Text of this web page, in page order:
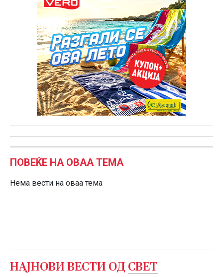
ПОВЕЌЕ НА ОВАА ТЕМА
Нема вести на оваа тема
НАЈНОВИ ВЕСТИ ОД СВЕТ